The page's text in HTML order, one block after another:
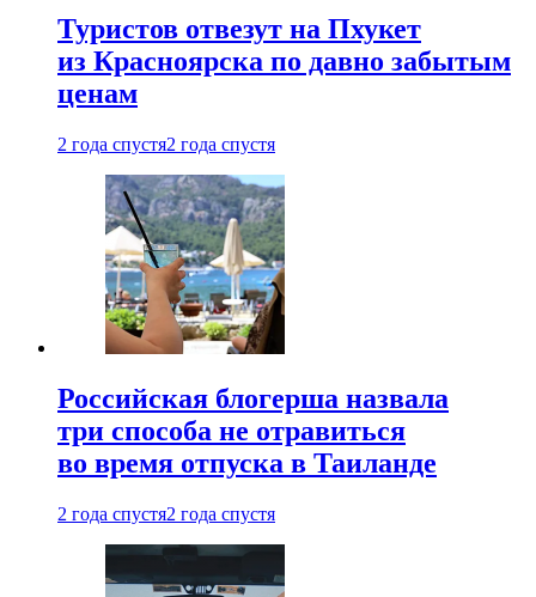
Туристов отвезут на Пхукет
из Красноярска по давно забытым
ценам
2 года спустя2 года спустя
Российская блогерша назвала
три способа не отравиться
во время отпуска в Таиланде
2 года спустя2 года спустя